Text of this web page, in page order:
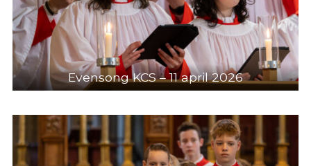
Evensong KCS – 11 april 2026